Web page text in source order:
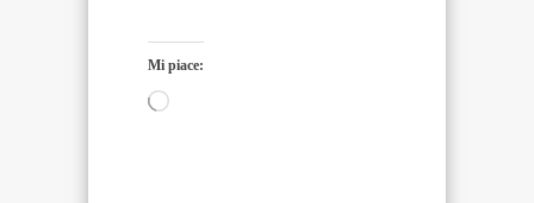
Mi piace:
Caricamento